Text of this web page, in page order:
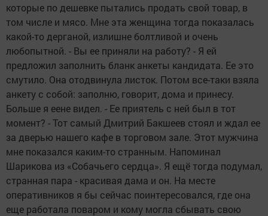
которые по дешевке пытались продать свой товар, в
том числе и мясо. Мне эта женщина тогда показалась
какой-то дерганой, излишне болтливой и очень
любопытной. - Вы ее приняли на работу? - Я ей
предложил заполнить бланк анкеты кандидата. Ее это
смутило. Она отодвинула листок. Потом все-таки взяла
анкету с собой: заполню, говорит, дома и принесу.
Больше я еене видел. - Ее приятель с ней был в тот
момент? - Тот самый Дмитрий Бакшеев стоял и ждал ее
за дверью нашего кафе в торговом зале. Этот мужчина
мне показался каким-то странным. Напоминал
Шарикова из «Собачьего сердца». Я ещё тогда подумал,
странная пара - красивая дама и он. На месте
оперативников я бы сейчас поинтересовался, где она
еще работала поваром и кому могла сбывать свою